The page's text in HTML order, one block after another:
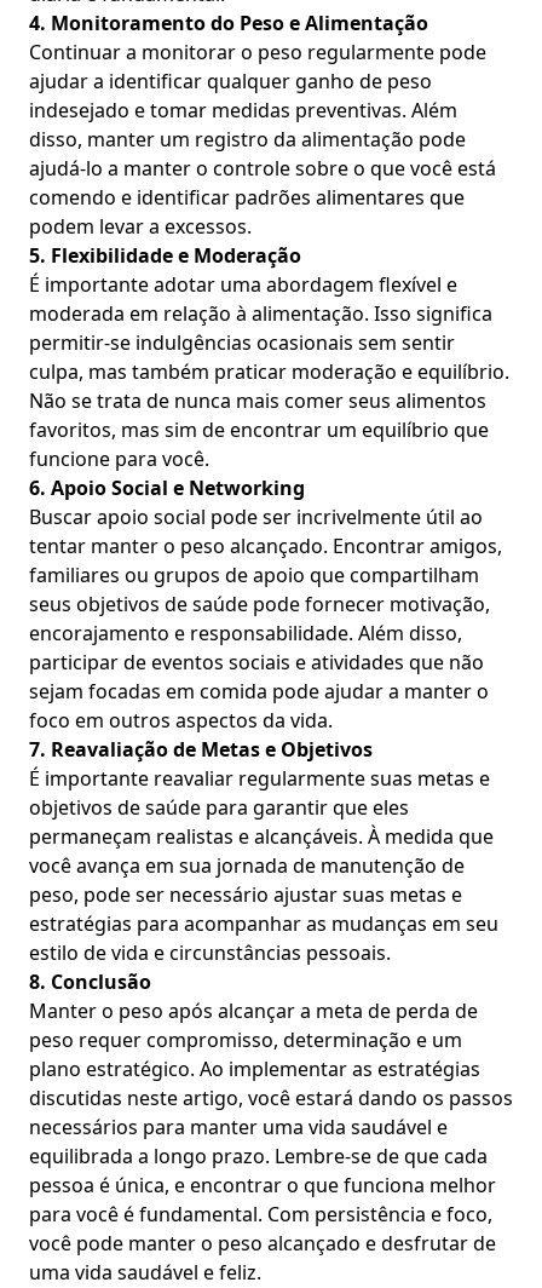
4. Monitoramento do Peso e Alimentação
Continuar a monitorar o peso regularmente pode
ajudar a identificar qualquer ganho de peso
indesejado e tomar medidas preventivas. Além
disso, manter um registro da alimentação pode
ajudá-lo a manter o controle sobre o que você está
comendo e identificar padrões alimentares que
podem levar a excessos.
5. Flexibilidade e Moderação
É importante adotar uma abordagem flexível e
moderada em relação à alimentação. Isso significa
permitir-se indulgências ocasionais sem sentir
culpa, mas também praticar moderação e equilíbrio.
Não se trata de nunca mais comer seus alimentos
favoritos, mas sim de encontrar um equilíbrio que
funcione para você.
6. Apoio Social e Networking
Buscar apoio social pode ser incrivelmente útil ao
tentar manter o peso alcançado. Encontrar amigos,
familiares ou grupos de apoio que compartilham
seus objetivos de saúde pode fornecer motivação,
encorajamento e responsabilidade. Além disso,
participar de eventos sociais e atividades que não
sejam focadas em comida pode ajudar a manter o
foco em outros aspectos da vida.
7. Reavaliação de Metas e Objetivos
É importante reavaliar regularmente suas metas e
objetivos de saúde para garantir que eles
permaneçam realistas e alcançáveis. À medida que
você avança em sua jornada de manutenção de
peso, pode ser necessário ajustar suas metas e
estratégias para acompanhar as mudanças em seu
estilo de vida e circunstâncias pessoais.
8. Conclusão
Manter o peso após alcançar a meta de perda de
peso requer compromisso, determinação e um
plano estratégico. Ao implementar as estratégias
discutidas neste artigo, você estará dando os passos
necessários para manter uma vida saudável e
equilibrada a longo prazo. Lembre-se de que cada
pessoa é única, e encontrar o que funciona melhor
para você é fundamental. Com persistência e foco,
você pode manter o peso alcançado e desfrutar de
uma vida saudável e feliz.